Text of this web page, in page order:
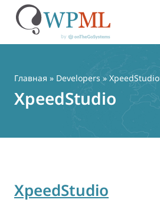
содержимому
Главная » Developers » XpeedStudio
XpeedStudio
XpeedStudio